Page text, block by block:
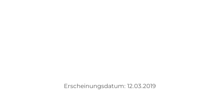
Erscheinungsdatum: 12.03.2019